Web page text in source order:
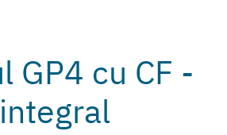
GP4 cu CF -